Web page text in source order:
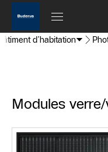
d’habitation
Modules